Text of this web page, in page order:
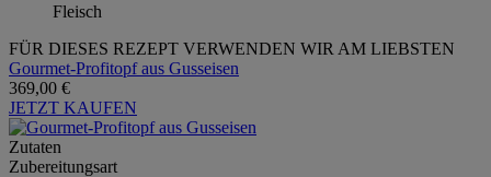
Fleisch
FÜR DIESES REZEPT VERWENDEN WIR AM LIEBSTEN
Gourmet-Profitopf aus Gusseisen
369,00 €
JETZT KAUFEN
Zutaten
Zubereitungsart